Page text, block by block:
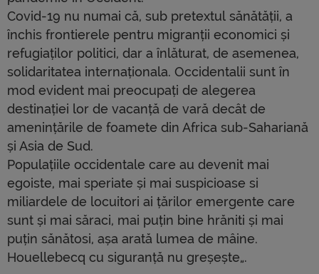
Covid-19 nu numai că, sub pretextul sănătății, a
închis frontierele pentru migranții economici și
refugiaților politici, dar a înlăturat, de asemenea,
solidaritatea internaționala. Occidentalii sunt în
mod evident mai preocupați de alegerea
destinației lor de vacanță de vară decât de
amenințările de foamete din Africa sub-Sahariană
și Asia de Sud.
Populațiile occidentale care au devenit mai
egoiste, mai speriate și mai suspicioase si
miliardele de locuitori ai țărilor emergente care
sunt și mai săraci, mai puțin bine hrăniti și mai
puțin sănătosi, așa arată lumea de mâine.
Houellebecq cu siguranță nu greșește„.